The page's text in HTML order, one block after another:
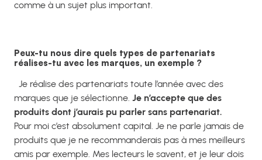
comme à un sujet plus important.
Peux-tu nous dire quels types de partenariats
réalises-tu avec les marques, un exemple ?
Je réalise des partenariats toute l’année avec des
marques que je sélectionne. Je n’accepte que des
produits dont j’aurais pu parler sans partenariat.
Pour moi c’est absolument capital. Je ne parle jamais de
produits que je ne recommanderais pas à mes meilleurs
amis par exemple. Mes lecteurs le savent, et je leur dois